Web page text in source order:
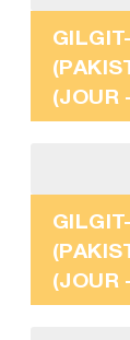
(JOUR
(JOUR